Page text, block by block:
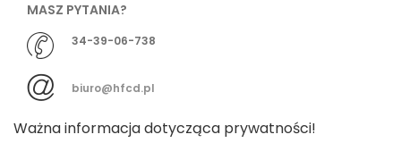
MASZ PYTANIA?
34-39-06-738
biuro@hfcd.pl
Ważna informacja dotycząca prywatności!